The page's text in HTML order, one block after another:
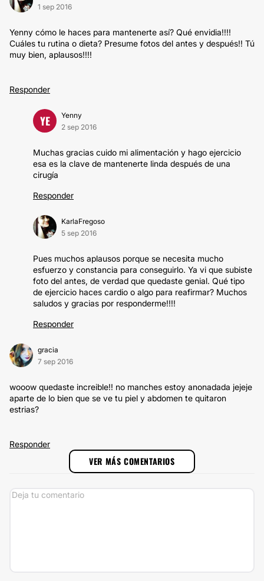
1 sep 2016
Yenny cómo le haces para mantenerte así? Qué envidia!!!!
Cuáles tu rutina o dieta? Presume fotos del antes y después!! Tú
muy bien, aplausos!!!!
Responder
YE
Yenny
2 sep 2016
Muchas gracias cuido mi alimentación y hago ejercicio
esa es la clave de mantenerte linda después de una
cirugía
Responder
KarlaFregoso
5 sep 2016
Pues muchos aplausos porque se necesita mucho
esfuerzo y constancia para conseguirlo. Ya vi que subiste
foto del antes, de verdad que quedaste genial. Qué tipo
de ejercicio haces cardio o algo para reafirmar? Muchos
saludos y gracias por responderme!!!!
Responder
gracia
7 sep 2016
wooow quedaste increible!! no manches estoy anonadada jejeje
aparte de lo bien que se ve tu piel y abdomen te quitaron
estrias?
Responder
VER MÁS COMENTARIOS